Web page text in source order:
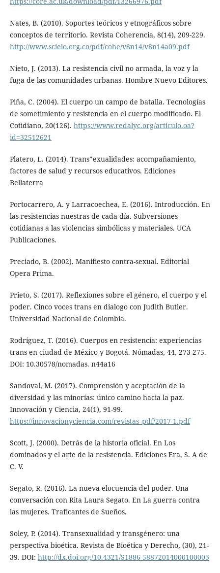
Nates, B. (2010). Soportes teóricos y etnográficos sobre
conceptos de territorio. Revista Coherencia, 8(14), 209-229.
http://www.scielo.org.co/pdf/cohe/v8n14/v8n14a09.pdf
Nieto, J. (2013). La resistencia civil no armada, la voz y la
fuga de las comunidades urbanas. Hombre Nuevo Editores.
Piña, C. (2004). El cuerpo un campo de batalla. Tecnologías
de sometimiento y resistencia en el cuerpo modificado. El
Cotidiano, 20(126). https://www.redalyc.org/articulo.oa?
id=32512621
Platero, L. (2014). Trans*exualidades: acompañamiento,
factores de salud y recursos educativos. Ediciones
Bellaterra
Portocarrero, A. y Larracoechea, E. (2016). Introducción. En
las resistencias nuestras de cada día. Subversiones
cotidianas a las violencias simbólicas y materiales. UCA
Publicaciones.
Preciado, B. (2002). Manifiesto contra-sexual. Editorial
Opera Prima.
Prieto, S. (2017). Reflexiones sobre el género, el cuerpo y el
poder. Cinco voces trans en dialogo con Judith Butler.
Universidad Nacional de Colombia.
Rodríguez, T. (2016). Cuerpos en resistencia: experiencias
trans en ciudad de México y Bogotá. Nómadas, 44, 273-275.
DOI: 10.30578/nomadas. n44a16
Sandoval, M. (2017). Comprensión y aceptación de la
diversidad y las minorías: único camino hacia la paz.
Innovación y Ciencia, 24(1), 91-99.
https://innovacionyciencia.com/revistas_pdf/2017-1.pdf
Scott, J. (2000). Detrás de la historia oficial. En Los
dominados y el arte de la resistencia. Ediciones Era, S. A de
C. V.
Segato, R. (2016). La nueva elocuencia del poder. Una
conversación con Rita Laura Segato. En La guerra contra
las mujeres. Traficantes de Sueños.
Soley, P. (2014). Transexualidad y transgénero: una
perspectiva bioética. Revista de Bioética y Derecho, (30), 21-
39. DOI: http://dx.doi.org/10.4321/S1886-58872014000100003